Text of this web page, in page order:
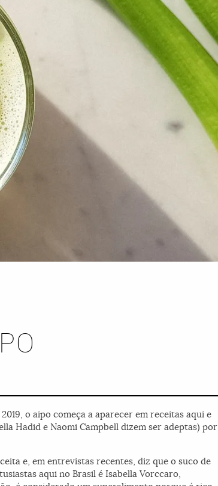
o aipo começa a aparecer em receitas aqui e
Hadid e Naomi Campbell dizem ser adeptas) por
e, em entrevistas recentes, diz que o suco de
aqui no Brasil é Isabella Vorccaro,